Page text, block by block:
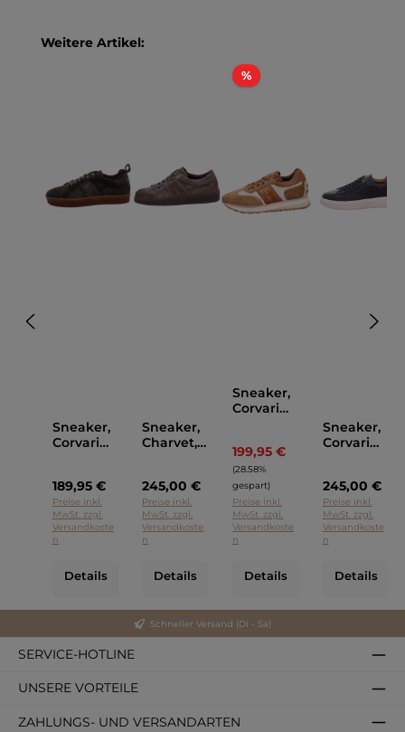
Produktgalerie überspringen
Weitere Artikel:
Sneaker,
Corvari
189,95 €
Preise inkl.
MwSt. zzgl.
Versandkoste
n
Details
Sneaker,
Charvet,
245,00 €
Preise inkl.
MwSt. zzgl.
Versandkoste
n
Details
%Rabatt
Sneaker,
Corvari
199,95 €
Regulärer Preis:
(28.58%
gespart)
Preise inkl.
MwSt. zzgl.
Versandkoste
n
Details
Sneaker,
Corvari
245,00 €
Preise inkl.
MwSt. zzgl.
Versandkoste
n
Details
Schneller Versand (Di - Sa)
SERVICE-HOTLINE
UNSERE VORTEILE
ZAHLUNGS- UND VERSANDARTEN